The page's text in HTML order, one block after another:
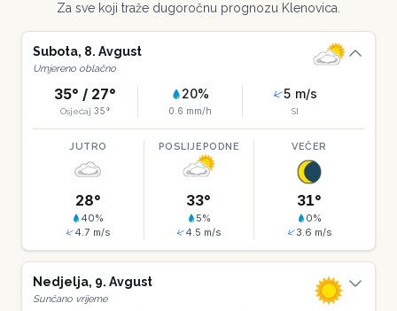
Za sve koji traže dugoročnu prognozu Klenovica
Subota, 8. Avgust
Umjereno oblačno
35° / 27°
Osjećaj 35°
20%
0.6 mm/h
5 m/s
SI
JUTRO
28°
40%
4.7 m/s
POSLIJEPODNE
33°
5%
4.5 m/s
VEČER
31°
0%
3.6 m/s
Nedjelja, 9. Avgust
Sunčano vrijeme